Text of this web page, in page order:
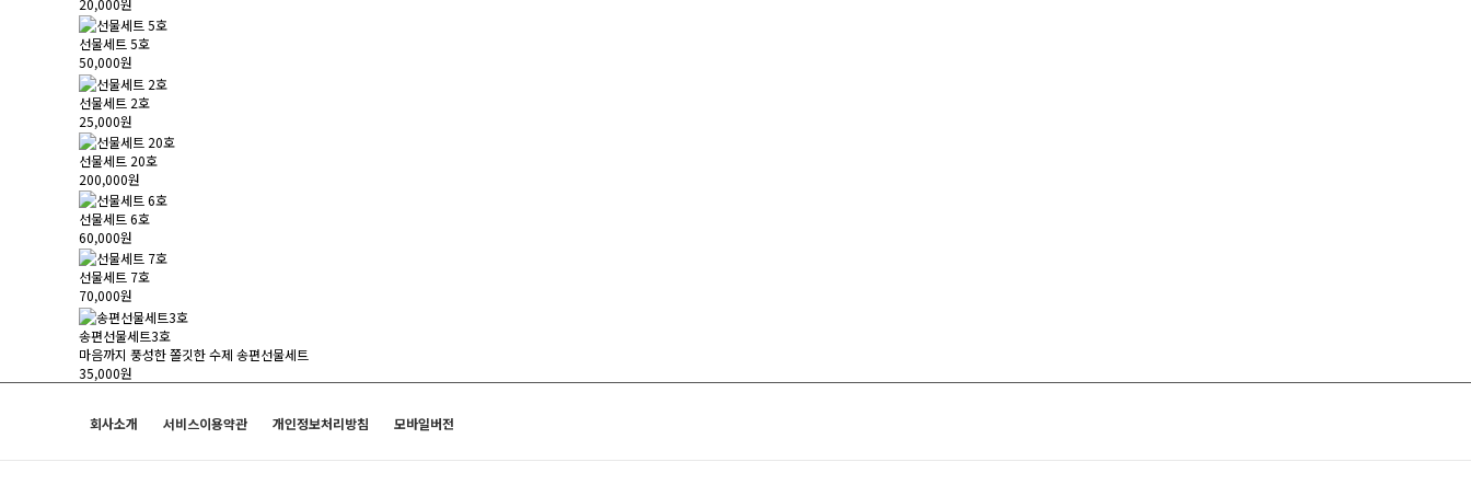
20,000원
선물세트 5호
50,000원
선물세트 2호
25,000원
선물세트 20호
200,000원
선물세트 6호
60,000원
선물세트 7호
70,000원
송편선물세트3호
마음까지 풍성한 쫄깃한 수제 송편선물세트
35,000원
회사소개 서비스이용약관 개인정보처리방침 모바일버전